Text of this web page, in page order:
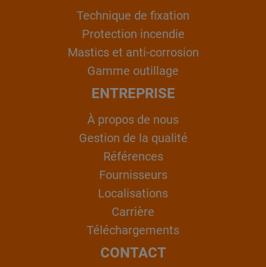
Technique de fixation
Protection incendie
Mastics et anti-corrosion
Gamme outillage
ENTREPRISE
À propos de nous
Gestion de la qualité
Références
Fournisseurs
Localisations
Carrière
Téléchargements
CONTACT